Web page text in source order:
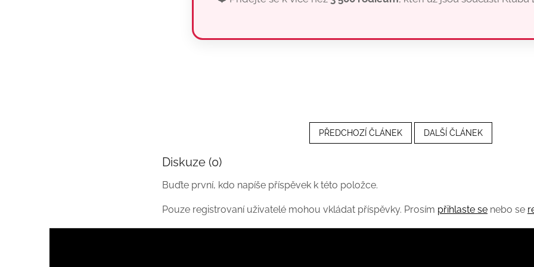
PŘEDCHOZÍ ČLÁNEK DALŠÍ ČLÁNEK
Diskuze (0)
Buďte první, kdo napíše příspěvek k této položce.
Pouze registrovaní uživatelé mohou vkládat příspěvky. Prosím přihlaste se nebo se